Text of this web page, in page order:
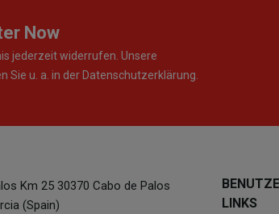
Now
jederzeit widerrufen. Unsere
Sie u. a. in der Datenschutzerklärung.
Km 25 30370 Cabo de Palos
(Spain)
LINKS